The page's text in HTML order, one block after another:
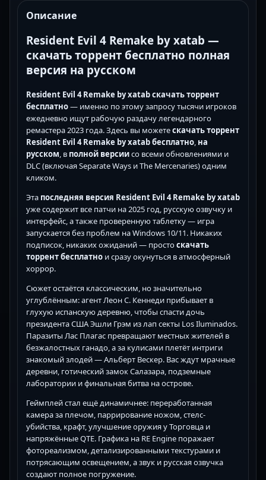
Описание
Resident Evil 4 Remake by xatab —
скачать торрент бесплатно полная
версия на русском
Resident Evil 4 Remake by xatab скачать торрент
бесплатно— именно по этому запросу тысячи игроков
ежедневно ищут рабочую раздачу легендарного
ремастера 2023 года. Здесь вы можетескачать торрент
Resident Evil 4 Remake by xatabбесплатно, на
русском, в полной версиисо всеми обновлениями и
DLC (включая Separate Ways и The Mercenaries) одним
кликом.
Эта последняя версия Resident Evil 4 Remake by xatab
уже содержит все патчи на 2025 год, русскую озвучку и
интерфейс, а также проверенную таблетку — игра
запускается без проблем на Windows 10/11. Никаких
подписок, никаких ожиданий — простоскачать
торрент бесплатно и сразу окунуться в атмосферный
хоррор.
Сюжет остаётся классическим, но значительно
углублённым: агент Леон С. Кеннеди прибывает в
глухую испанскую деревню, чтобы спасти дочь
президента США Эшли Грэм из лап секты Los Iluminados.
Паразиты Лас Плагас превращают местных жителей в
безжалостных ганадо, а за кулисами плетёт интриги
знакомый злодей — Альберт Вескер. Вас ждут мрачные
деревни, готический замок Салазара, подземные
лаборатории и финальная битва на острове.
Геймплей стал ещё динамичнее: переработанная
камера за плечом, паррирование ножом, стелс-
убийства, крафт, улучшение оружия у Торговца и
напряжённые QTE. Графика на RE Engine поражает
фотореализмом, детализированными текстурами и
потрясающим освещением, а звук и русская озвучка
создают полное погружение.